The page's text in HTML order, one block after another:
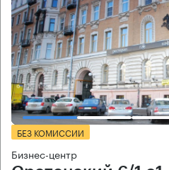
БЕЗ КОМИССИИ
Бизнес-центр